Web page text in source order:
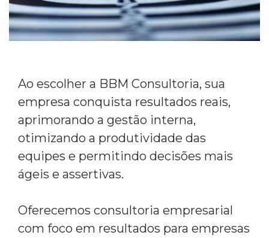
Ao escolher a BBM Consultoria, sua
empresa conquista resultados reais,
aprimorando a gestão interna,
otimizando a produtividade das
equipes e permitindo decisões mais
ágeis e assertivas.
Oferecemos consultoria empresarial
com foco em resultados para empresas